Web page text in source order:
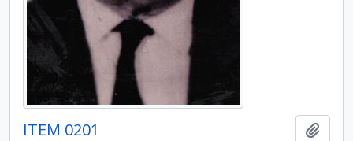
ITEM 0201